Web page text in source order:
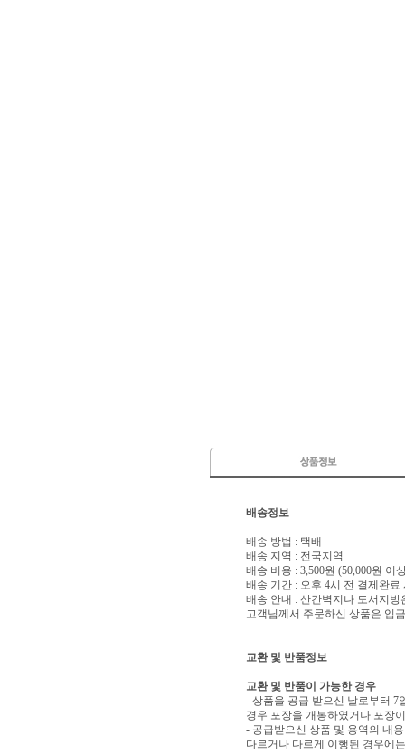
배송정보
배송 방법 : 택배
배송 지역 : 전국지역
배송 비용 : 3,500원 (50,000원 이
배송 기간 : 오후 4시 전 결제완료
배송 안내 : 산간벽지나 도서지
고객님께서 주문하신 상품은 입
교환 및 반품정보
교환 및 반품이 가능한 경우
- 상품을 공급 받으신 날로부터 7
경우 포장을 개봉하였거나 포장
- 공급받으신 상품 및 용역의 내
다르거나 다르게 이행된 경우에